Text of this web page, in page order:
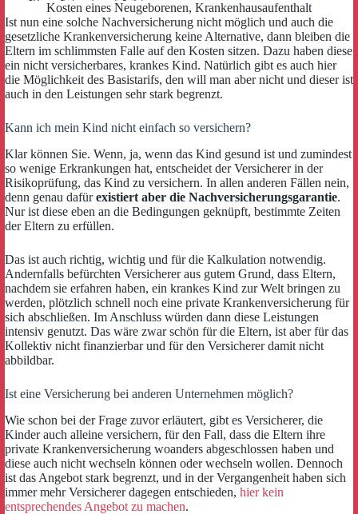
Kosten eines Neugeborenen, Krankenhausaufenthalt
Ist nun eine solche Nachversicherung nicht möglich und auch die
gesetzliche Krankenversicherung keine Alternative, dann bleiben die
Eltern im schlimmsten Falle auf den Kosten sitzen. Dazu haben diese
ein nicht versicherbares, krankes Kind. Natürlich gibt es auch hier
die Möglichkeit des Basistarifs, den will man aber nicht und dieser ist
auch in den Leistungen sehr stark begrenzt.
Kann ich mein Kind nicht einfach so versichern?
Klar können Sie. Wenn, ja, wenn das Kind gesund ist und zumindest
so wenige Erkrankungen hat, entscheidet der Versicherer in der
Risikoprüfung, das Kind zu versichern. In allen anderen Fällen nein,
denn genau dafürexistiert aber die Nachversicherungsgarantie.
Nur ist diese eben an die Bedingungen geknüpft, bestimmte Zeiten
der Eltern zu erfüllen.
Das ist auch richtig, wichtig und für die Kalkulation notwendig.
Andernfalls befürchten Versicherer aus gutem Grund, dass Eltern,
nachdem sie erfahren haben, ein krankes Kind zur Welt bringen zu
werden, plötzlich schnell noch eine private Krankenversicherung für
sich abschließen. Im Anschluss würden dann diese Leistungen
intensiv genutzt. Das wäre zwar schön für die Eltern, ist aber für das
Kollektiv nicht finanzierbar und für den Versicherer damit nicht
abbildbar.
Ist eine Versicherung bei anderen Unternehmen möglich?
Wie schon bei der Frage zuvor erläutert, gibt es Versicherer, die
Kinder auch alleine versichern, für den Fall, dass die Eltern ihre
private Krankenversicherung woanders abgeschlossen haben und
diese auch nicht wechseln können oder wechseln wollen. Dennoch
ist das Angebot stark begrenzt, und in der Vergangenheit haben sich
immer mehr Versicherer dagegen entschieden, hier kein
entsprechendes Angebot zu machen.